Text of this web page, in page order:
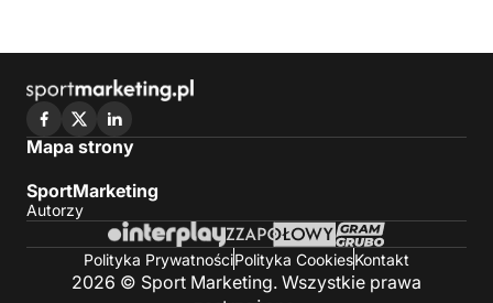
Mapa strony
SportMarketing
Autorzy
Polityka PrywatnościPolityka CookiesKontakt
2026 © Sport Marketing. Wszystkie prawa